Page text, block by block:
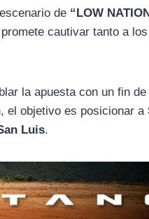
de “LOW
cautivar tanto a los
la apuesta con un fin
el objetivo es posicionar a
Luis.